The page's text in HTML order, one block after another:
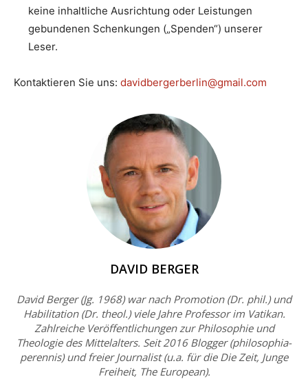
keine inhaltliche Ausrichtung oder Leistungen
gebundenen Schenkungen („Spenden“) unserer
Leser.
Kontaktieren Sie uns: davidbergerberlin@gmail.com
DAVID BERGER
David Berger (Jg. 1968) war nach Promotion (Dr. phil.) und
Habilitation (Dr. theol.) viele Jahre Professor im Vatikan.
Zahlreiche Veröffentlichungen zur Philosophie und
Theologie des Mittelalters. Seit 2016 Blogger (philosophia-
perennis) und freier Journalist (u.a. für die Die Zeit, Junge
Freiheit, The European).